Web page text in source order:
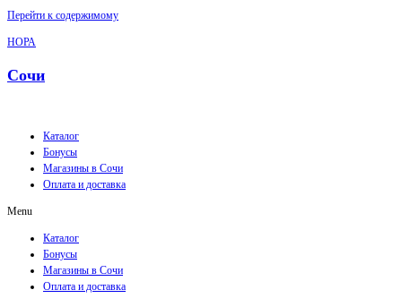
Перейти к содержимому
НОРА
Сочи
Каталог
Бонусы
Магазины в Сочи
Оплата и доставка
Menu
Каталог
Бонусы
Магазины в Сочи
Оплата и доставка